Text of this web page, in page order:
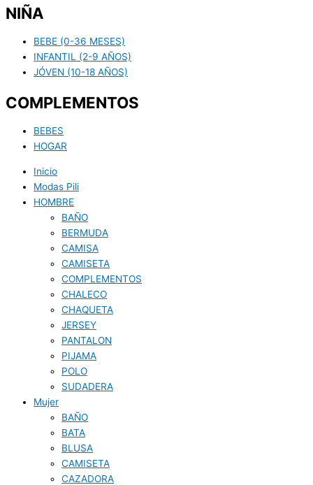
NIÑA
BEBE (0-36 MESES)
INFANTIL (2-9 AÑOS)
JÓVEN (10-18 AÑOS)
COMPLEMENTOS
BEBES
HOGAR
Inicio
Modas Pili
HOMBRE
BAÑO
BERMUDA
CAMISA
CAMISETA
COMPLEMENTOS
CHALECO
CHAQUETA
JERSEY
PANTALON
PIJAMA
POLO
SUDADERA
Mujer
BAÑO
BATA
BLUSA
CAMISETA
CAZADORA